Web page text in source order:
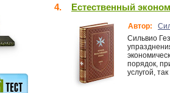
4. Естественный
Автор:
Сильвио
порядок,
услугой,